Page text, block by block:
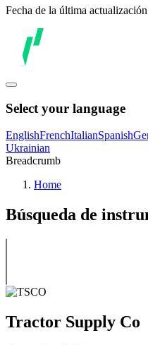
Fecha de la última
Select your language
EnglishFrenchItalianSpanish
Ukrainian
Breadcrumb
Home
Búsqueda de
Tractor Supply Co